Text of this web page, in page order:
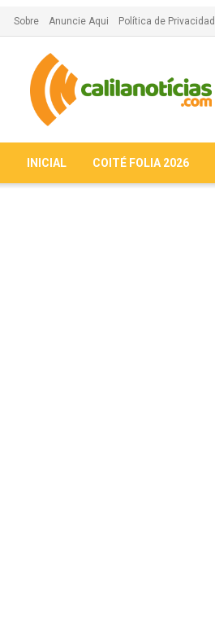
Sobre Anuncie Aqui Política de
INICIAL COITÉ FOLIA 2026